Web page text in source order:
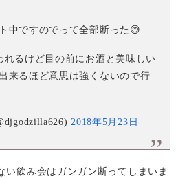
中ですのでって全部断った😅
れるけど目の前にお酒と美味しい
来るほど意思は強くないので行
2018年5月23日
い飲み会はガンガン断ってしまいま